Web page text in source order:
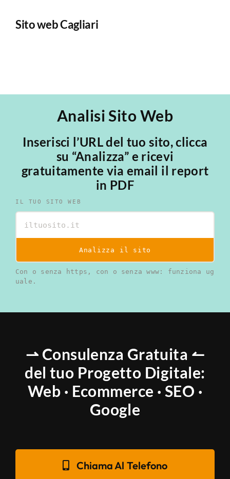
Sito web Cagliari
Analisi Sito Web
Inserisci l’URL del tuo sito, clicca
su “Analizza” e ricevi
gratuitamente via email il report
in PDF
IL TUO SITO WEB
Analizza il sito
Con o senza https, con o senza www: funziona ug
uale.
⇀ Consulenza Gratuita ↼
del tuo Progetto Digitale:
Web · Ecommerce · SEO ·
Google
Chiama Al Telefono